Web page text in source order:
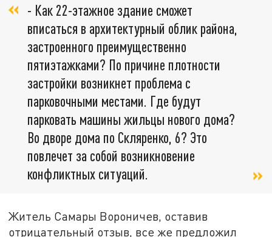
- Как 22-этажное здание сможет
вписаться в архитектурный облик района,
застроенного преимущественно
пятиэтажками? По причине плотности
застройки возникнет проблема с
парковочными местами. Где будут
парковать машины жильцы нового дома?
Во дворе дома по Скляренко, 6? Это
повлечет за собой возникновение
конфликтных ситуаций.
Житель Самары Вороничев, оставив
отрицательный отзыв, все же предложил